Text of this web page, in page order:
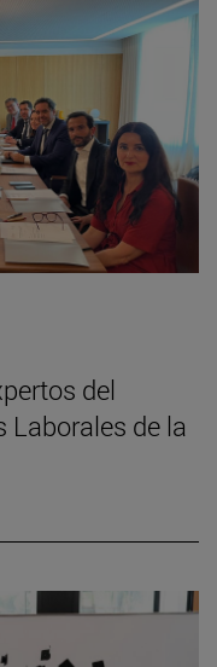
del
Laborales de la